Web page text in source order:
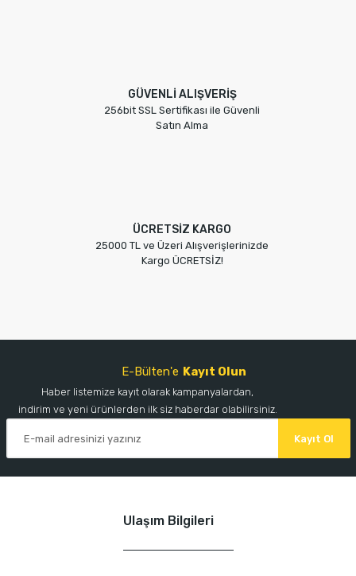
GÜVENLİ ALIŞVERİŞ
256bit SSL Sertifikası ile Güvenli
Satın Alma
ÜCRETSİZ KARGO
25000 TL ve Üzeri Alışverişlerinizde
Kargo ÜCRETSİZ!
E-Bülten'e Kayıt Olun
Haber listemize kayıt olarak kampanyalardan,
indirim ve yeni ürünlerden ilk siz haberdar olabilirsiniz.
Kayıt Ol
Ulaşım Bilgileri